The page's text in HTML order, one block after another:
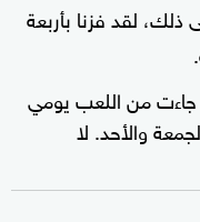
لقد فزنا بأربعة
جاءت من اللعب يومي
والأحد. لا